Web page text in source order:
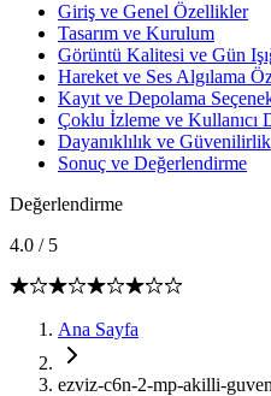
Giriş ve Genel Özellikler
Tasarım ve Kurulum
Görüntü Kalitesi ve Gün
Hareket ve Ses Algılama
Kayıt ve Depolama
Çoklu İzleme ve Kullanıcı
Dayanıklılık ve Güvenilirlik
Sonuç ve Değerlendirme
Değerlendirme
4.0 / 5
Ana Sayfa
ezviz-c6n-2-mp-akilli-